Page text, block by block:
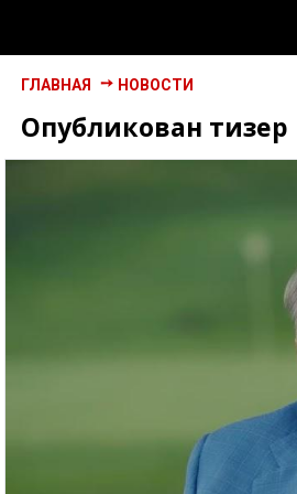
ГЛАВНАЯ НОВОСТИ
Опубликован